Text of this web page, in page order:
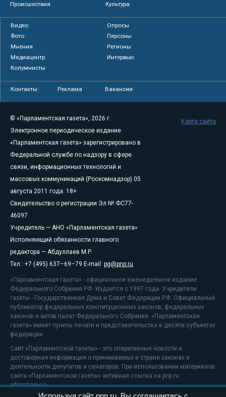
Происшествия
Культура
Видео
Опросы
Фото
Персоны
Мнения
Регионы
Медиацентр
Интервью
Колумнисты
Контакты Реклама Вакансии
© «Парламентская газета», 2026 г.
Электронное периодическое издание
«Парламентская газета» зарегистрировано в
Федеральной службе по надзору в сфере
связи, информационных технологий и
массовых коммуникаций (Роскомнадзор) 05
августа 2011 года. 18+
Свидетельство о регистрации Эл № ФС77-
46097
Учредитель — АНО «Парламентская газета»
Исполняющий обязанности главного
редактора — Абдуллаев М.Р.
Тел.: +7 (495) 637–69–79 E-mail: pg@pnp.ru
«Парламентская газета» - официальное еженедельное издание
Федерального Собрания РФ. Издается с 1997 года. Учредители
газеты - Государственная Дума и Совет Федерации РФ. Официальный
публикатор федеральных конституционных законов, федеральных
законов и актов палат Федерального Собрания. «Парламентская
газета» имеет пункты печати и представительства в десяти субъектах
федерации.
Сайт «Парламентской газеты» - это оперативные новости и
достоверная информация о принимаемых в стране законах и
деятельности депутатов и сенаторов. При использовании материалов
сайта «Парламентской газеты» активная ссылка на pnp.ru
обязательна.
Карта сайта